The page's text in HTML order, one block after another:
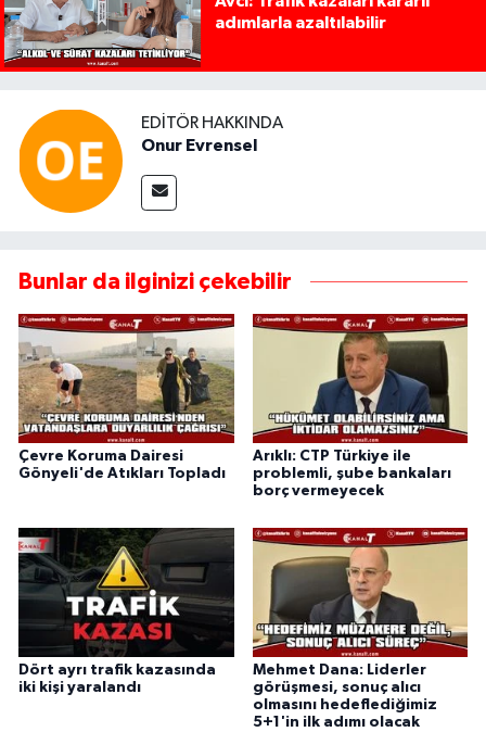
adımlarla azaltılabilir
EDITÖR HAKKINDA
Onur Evrensel
Bunlar da ilginizi çekebilir
Çevre Koruma Dairesi
Gönyeli'de Atıkları Topladı
Arıklı: CTP Türkiye ile
problemli, şube bankaları
borç vermeyecek
Dört ayrı trafik kazasında
iki kişi yaralandı
Mehmet Dana: Liderler
görüşmesi, sonuç alıcı
olmasını hedeflediğimiz
5+1'in ilk adımı olacak